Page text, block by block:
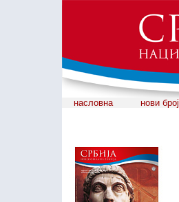
насловна нови број